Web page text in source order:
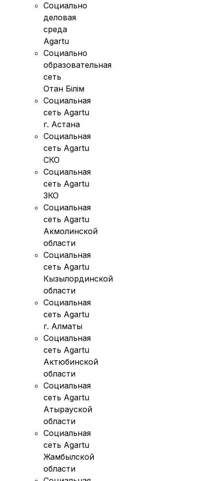
Социально
деловая
среда
Agartu
Социально
образовательная
сеть
Отан Бiлiм
Социальная
сеть Agartu
г. Астана
Социальная
сеть Agartu
СКО
Социальная
сеть Agartu
ЗКО
Социальная
сеть Agartu
Акмолинской
области
Социальная
сеть Agartu
Кызылординской
области
Социальная
сеть Agartu
г. Алматы
Социальная
сеть Agartu
Актюбинской
области
Социальная
сеть Agartu
Атырауской
области
Социальная
сеть Agartu
Жамбылской
области